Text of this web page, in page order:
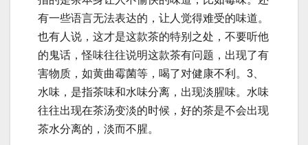
有一些语言无法表达的，让人觉得难受的味道。
也有人说，这才是这款茶的特别之处，不要听他
的鬼话，怪味往往说明这款茶有问题，出现了有
害物质，如黄曲霉菌等，喝了对健康不利。3、
水味，是指茶味和水味分离，出现淡腥味。水味
往往出现在茶汤变淡的时候，好的茶是不会出现
茶水分离的，淡而不腥。